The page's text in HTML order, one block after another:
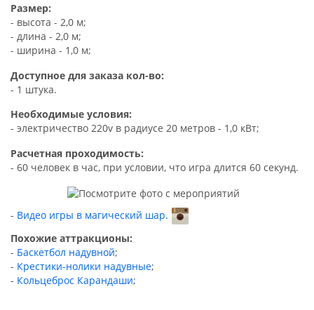
Размер:
- высота - 2,0 м;
- длина - 2,0 м;
- ширина - 1,0 м;
Доступное для заказа кол-во:
- 1 штука.
Необходимые условия:
- электричество 220v в радиусе 20 метров - 1,0 кВт;
Расчетная проходимость:
- 60 человек в час, при условии, что игра длится 60 секунд.
Видео игры в магический шар.
Похожие аттракционы:
- Баскетбол надувной;
- Крестики-нолики надувные;
- Кольцеброс Карандаши;